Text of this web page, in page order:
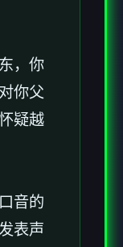
，你
你父
疑越
音的
表声